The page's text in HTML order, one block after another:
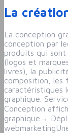
La
La conception
conception par
produits qui sont
(logos et
livres), la
composition, les
caractéristiques
graphique.
Conception
graphique →
webmarketing